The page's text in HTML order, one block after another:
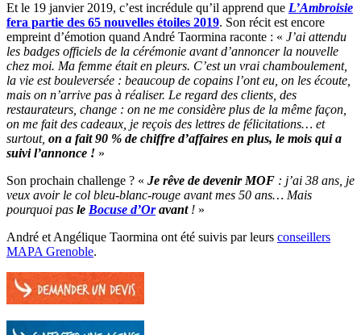
Et le 19 janvier 2019, c’est incrédule qu’il apprend que L’Ambroisie
fera partie des 65 nouvelles étoiles 2019. Son récit est encore
empreint d’émotion quand André Taormina raconte : « J’ai attendu
les badges officiels de la cérémonie avant d’annoncer la nouvelle
chez moi. Ma femme était en pleurs. C’est un vrai chamboulement,
la vie est bouleversée : beaucoup de copains l’ont eu, on les écoute,
mais on n’arrive pas à réaliser. Le regard des clients, des
restaurateurs, change : on ne me considère plus de la même façon,
on me fait des cadeaux, je reçois des lettres de félicitations… et
surtout, on a fait 90 % de chiffre d’affaires en plus, le mois qui a
suivi l’annonce ! »
Son prochain challenge ? « Je rêve de devenir MOF : j’ai 38 ans, je
veux avoir le col bleu-blanc-rouge avant mes 50 ans… Mais
pourquoi pas le Bocuse d’Oravant ! »
André et Angélique Taormina ont été suivis par leurs conseillers
MAPA Grenoble.